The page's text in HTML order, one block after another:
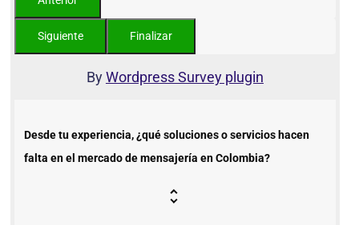
ByWordpress Survey plugin
Desde tu experiencia, ¿qué soluciones o servicios hacen
falta en el mercado de mensajería en Colombia?